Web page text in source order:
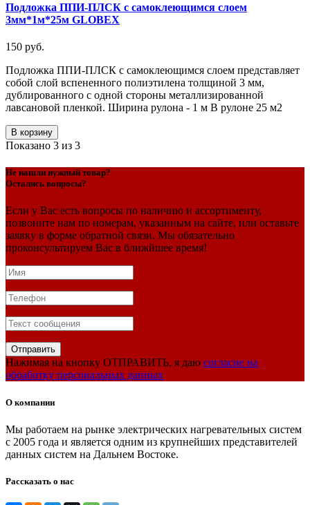
Подложка ППИ-ПЛСК с самоклеющимся слоем
3мм*1м*25м GLOBEX
150 руб.
Подложка ППИ-ПЛСК с самоклеющимся слоем представляет
собой слой вспененного полиэтилена толщиной 3 мм,
дублированного с одной стороны металлизированной
лавсановой пленкой. Ширина рулона - 1 м В рулоне 25 м2
В корзину
Показано 3 из 3
Не нашли нужный товар?
Остались вопросы?
Если у Вас есть вопросы по наличию и ассортименту,
позвоните нам по номерам, указанным на сайте, или оставьте
заявку в форме обратной связи. Мы обязательно
проконсультируем Вас в ближйшее время!
Нажимая на кнопку ОТПРАВИТЬ, я даю согласие на
обработку персональных данных
О компании
Мы работаем на рынке электрических нагревательных систем
с 2005 года и является одним из крупнейших представителей
данных систем на Дальнем Востоке.
Рассказать о нас